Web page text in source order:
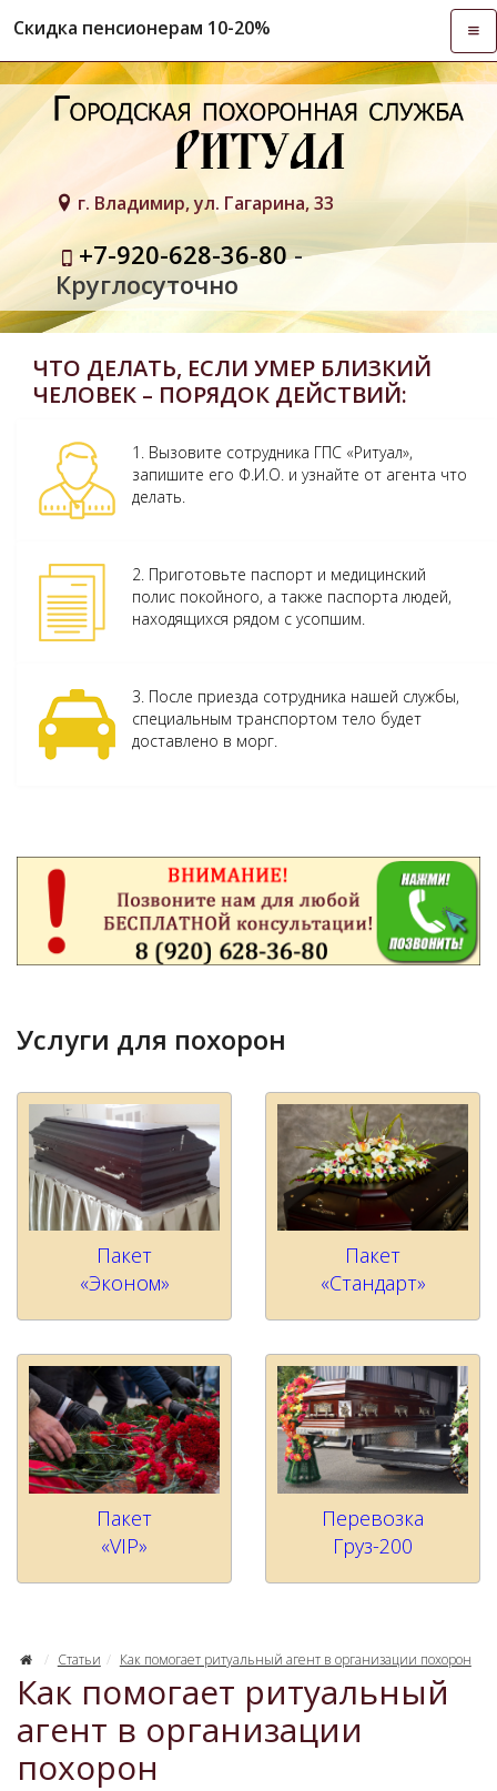
Скидка пенсионерам 10-20%
г. Владимир, ул. Гагарина, 33
+7-920-628-36-80-
Круглосуточно
ЧТО ДЕЛАТЬ, ЕСЛИ УМЕР БЛИЗКИЙ
ЧЕЛОВЕК – ПОРЯДОК ДЕЙСТВИЙ:
1. Вызовите сотрудника ГПС «Ритуал»,
запишите его Ф.И.О. и узнайте от агента что
делать.
2. Приготовьте паспорт и медицинский
полис покойного, а также паспорта людей,
находящихся рядом с усопшим.
3. После приезда сотрудника нашей службы,
специальным транспортом тело будет
доставлено в морг.
Услуги для похорон
Пакет
«Эконом»
Пакет
«Стандарт»
Пакет
«VIP»
Перевозка
Груз-200
Статьи Как помогает ритуальный агент в организации похорон
Как помогает ритуальный
агент в организации
похорон